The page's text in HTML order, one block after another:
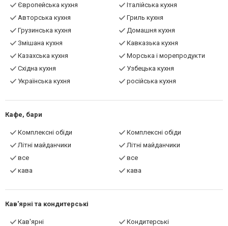
Європейська кухня
Італійська кухня
Авторська кухня
Гриль кухня
Грузинська кухня
Домашня кухня
Змішана кухня
Кавказька кухня
Казахська кухня
Морська і морепродукти
Східна кухня
Узбецька кухня
Українська кухня
російська кухня
Кафе, бари
Комплексні обіди
Комплексні обіди
Літні майданчики
Літні майданчики
все
все
кава
кава
Кав'ярні та кондитерські
Кав'ярні
Кондитерські